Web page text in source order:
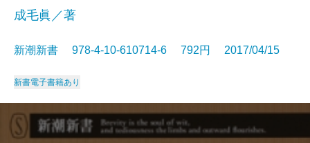
成毛眞／著
新潮新書 978-4-10-610714-6 792円 2017/04/15
新書電子書籍あり